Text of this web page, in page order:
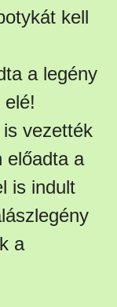
kell
a legény
vezették
előadta a
is indult
a